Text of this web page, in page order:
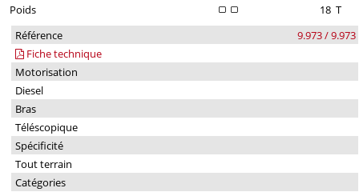
Poids
18 T
Référence
9.973 / 9.973
Fiche technique
Motorisation
Diesel
Bras
Téléscopique
Spécificité
Tout terrain
Catégories